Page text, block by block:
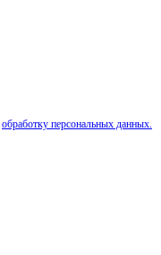
обработку персональных данных.